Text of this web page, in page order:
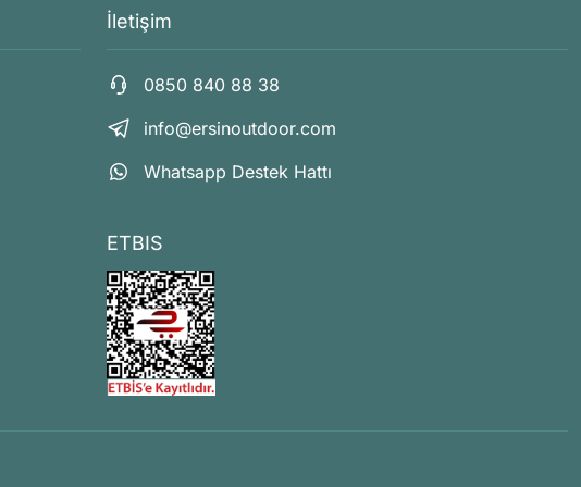
İletişim
0850 840 88 38
info@ersinoutdoor.com
Whatsapp Destek Hattı
ETBIS